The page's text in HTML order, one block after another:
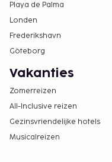
Playa de Palma
Londen
Frederikshavn
Göteborg
Vakanties
Zomerreizen
All-Inclusive reizen
Gezinsvriendelijke hotels
Musicalreizen